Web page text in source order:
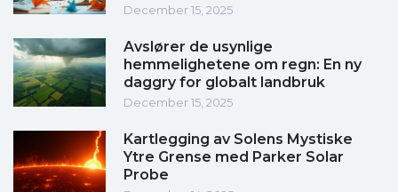
December 15, 2025
Avslører de usynlige
hemmelighetene om regn: En ny
daggry for globalt landbruk
December 15, 2025
Kartlegging av Solens Mystiske
Ytre Grense med Parker Solar
Probe